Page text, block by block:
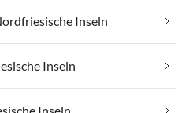
Inseln
Inseln